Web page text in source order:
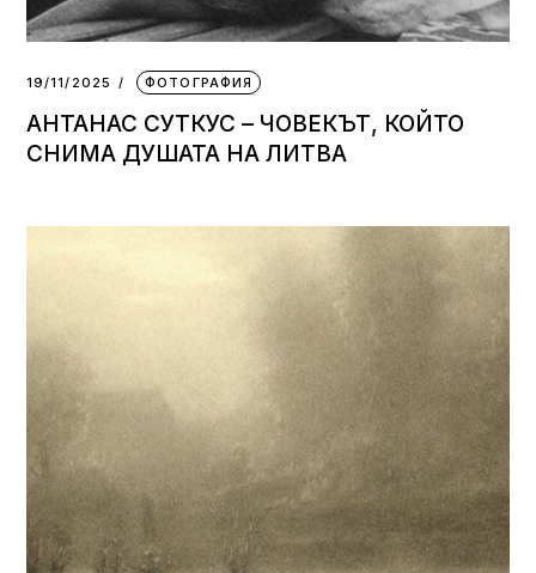
19/11/2025 ФОТОГРАФИЯ
АНТАНАС СУТКУС – ЧОВЕКЪТ, КОЙТО
СНИМА ДУШАТА НА ЛИТВА